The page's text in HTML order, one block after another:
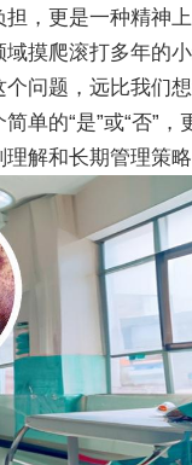
，更是一种精神
摸爬滚打多年的
问题，远比我们
单的“是”或“否”，
解和长期管理策略